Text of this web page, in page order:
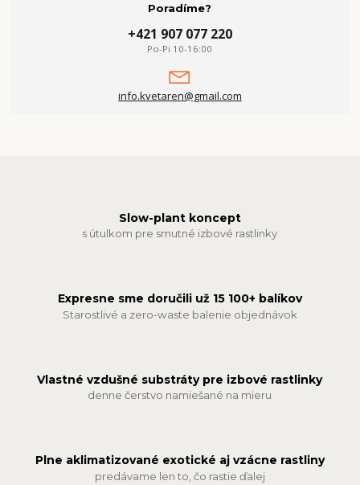
Poradíme?
+421 907 077 220
Po-Pi 10-16:00
info.kvetaren@gmail.com
Slow-plant koncept
s útulkom pre smutné izbové rastlinky
Expresne sme doručili už 15 100+ balíkov
Starostlivé a zero-waste balenie objednávok
Vlastné vzdušné substráty pre izbové rastlinky
denne čerstvo namiešané na mieru
Plne aklimatizované exotické aj vzácne rastliny
predávame len to, čo rastie ďalej